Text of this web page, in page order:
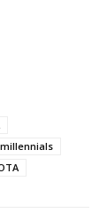
millennials